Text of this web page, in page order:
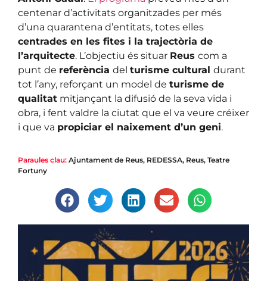
centenar d’activitats organitzades per més
d’una quarantena d’entitats, totes elles
centrades en les fites i la trajectòria de
l’arquitecte. L’objectiu és situar Reus com a
punt de referència del turisme cultural durant
tot l’any, reforçant un model de turisme de
qualitat mitjançant la difusió de la seva vida i
obra, i fent valdre la ciutat que el va veure créixer
i que va propiciar el naixement d’un geni.
Paraules clau: Ajuntament de Reus, REDESSA, Reus, Teatre
Fortuny